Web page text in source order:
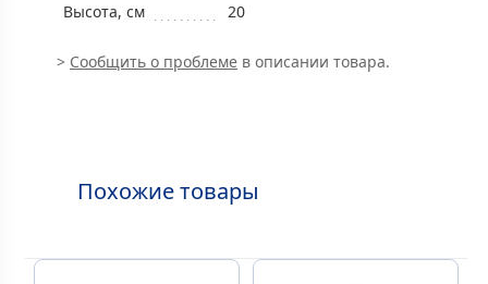
Высота, см
20
> Сообщить о проблеме в описании товара.
Похожие товары